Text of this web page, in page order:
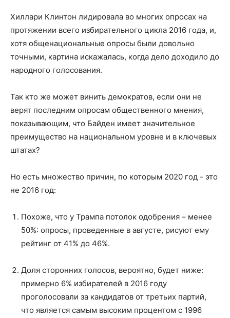
Хиллари Клинтон лидировала во многих опросах на
протяжении всего избирательного цикла 2016 года, и,
хотя общенациональные опросы были довольно
точными, картина искажалась, когда дело доходило до
народного голосования.
Так кто же может винить демократов, если они не
верят последним опросам общественного мнения,
показывающим, что Байден имеет значительное
преимущество на национальном уровне и в ключевых
штатах?
Но есть множество причин, по которым 2020 год - это
не 2016 год:
Похоже, что у Трампа потолок одобрения – менее
50%: опросы, проведенные в августе, рисуют ему
рейтинг от 41% до 46%.
Доля сторонних голосов, вероятно, будет ниже:
примерно 6% избирателей в 2016 году
проголосовали за кандидатов от третьих партий,
что является самым высоким процентом с 1996